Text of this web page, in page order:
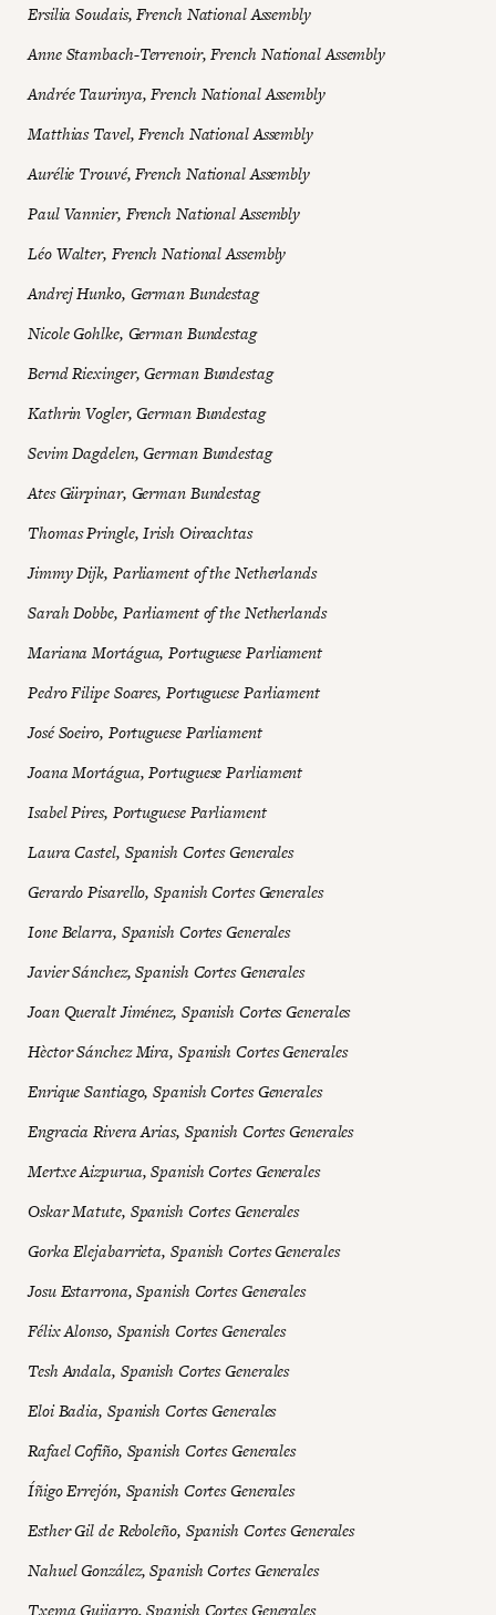
Ersilia Soudais, French National Assembly
Anne Stambach-Terrenoir, French National Assembly
Andrée Taurinya, French National Assembly
Matthias Tavel, French National Assembly
Aurélie Trouvé, French National Assembly
Paul Vannier, French National Assembly
Léo Walter, French National Assembly
Andrej Hunko, German Bundestag
Nicole Gohlke, German Bundestag
Bernd Riexinger, German Bundestag
Kathrin Vogler, German Bundestag
Sevim Dagdelen, German Bundestag
Ates Gürpinar, German Bundestag
Thomas Pringle, Irish Oireachtas
Jimmy Dijk, Parliament of the Netherlands
Sarah Dobbe, Parliament of the Netherlands
Mariana Mortágua, Portuguese Parliament
Pedro Filipe Soares, Portuguese Parliament
José Soeiro, Portuguese Parliament
Joana Mortágua, Portuguese Parliament
Isabel Pires, Portuguese Parliament
Laura Castel, Spanish Cortes Generales
Gerardo Pisarello, Spanish Cortes Generales
Ione Belarra, Spanish Cortes Generales
Javier Sánchez, Spanish Cortes Generales
Joan Queralt Jiménez, Spanish Cortes Generales
Hèctor Sánchez Mira, Spanish Cortes Generales
Enrique Santiago, Spanish Cortes Generales
Engracia Rivera Arias, Spanish Cortes Generales
Mertxe Aizpurua, Spanish Cortes Generales
Oskar Matute, Spanish Cortes Generales
Gorka Elejabarrieta, Spanish Cortes Generales
Josu Estarrona, Spanish Cortes Generales
Félix Alonso, Spanish Cortes Generales
Tesh Andala, Spanish Cortes Generales
Eloi Badia, Spanish Cortes Generales
Rafael Cofiño, Spanish Cortes Generales
Íñigo Errejón, Spanish Cortes Generales
Esther Gil de Reboleño, Spanish Cortes Generales
Nahuel González, Spanish Cortes Generales
Txema Guijarro, Spanish Cortes Generales